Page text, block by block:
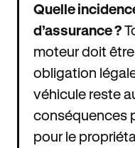
Quelle
d’assurance ?
moteur doit être
obligation
véhicule reste
conséquences
pour le